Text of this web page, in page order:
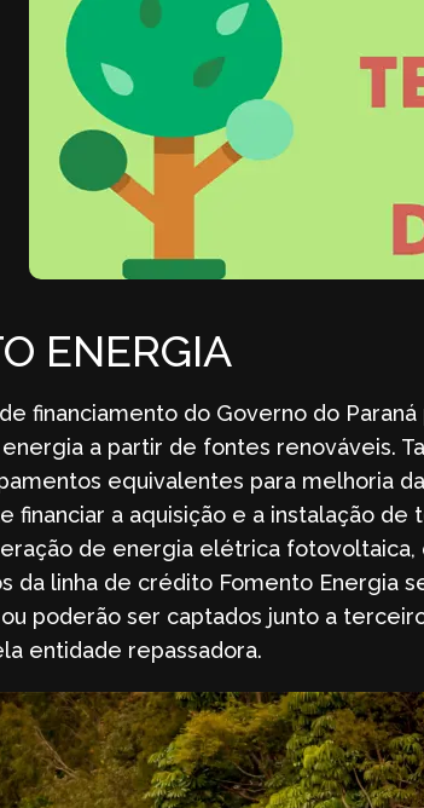
ENERGIA
financiamento do Governo do
a partir de fontes renováveis.
equivalentes para melhoria
financiar a aquisição e a instalação
de energia elétrica fotovoltaica,
da linha de crédito Fomento Energia
poderão ser captados junto a
entidade repassadora.